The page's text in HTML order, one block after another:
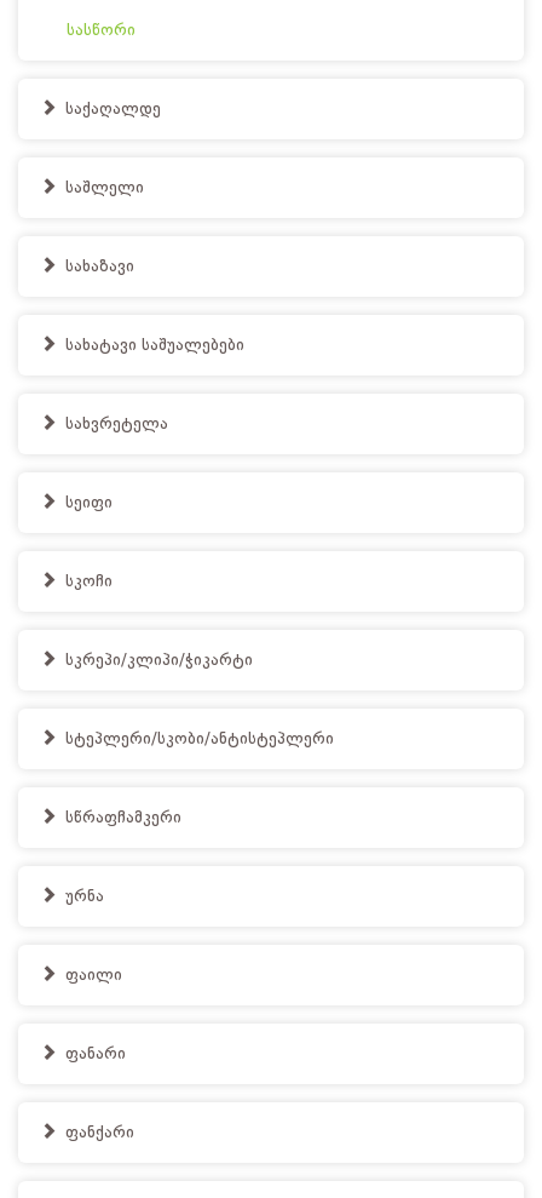
სასწორი
საქაღალდე
საშლელი
სახაზავი
სახატავი საშუალებები
სახვრეტელა
სეიფი
სკოჩი
სკრეპი/კლიპი/ჭიკარტი
სტეპლერი/სკობი/ანტისტეპლერი
სწრაფჩამკერი
ურნა
ფაილი
ფანარი
ფანქარი